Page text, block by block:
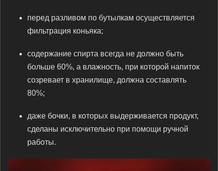
перед разливом по бутылкам осуществляется
фильтрация коньяка;
содержание спирта всегда не должно быть
больше 60%, а влажность, при которой напиток
созревает в хранилище, должна составлять
80%;
даже бочки, в которых выдерживается продукт,
сделаны исключительно при помощи ручной
работы.